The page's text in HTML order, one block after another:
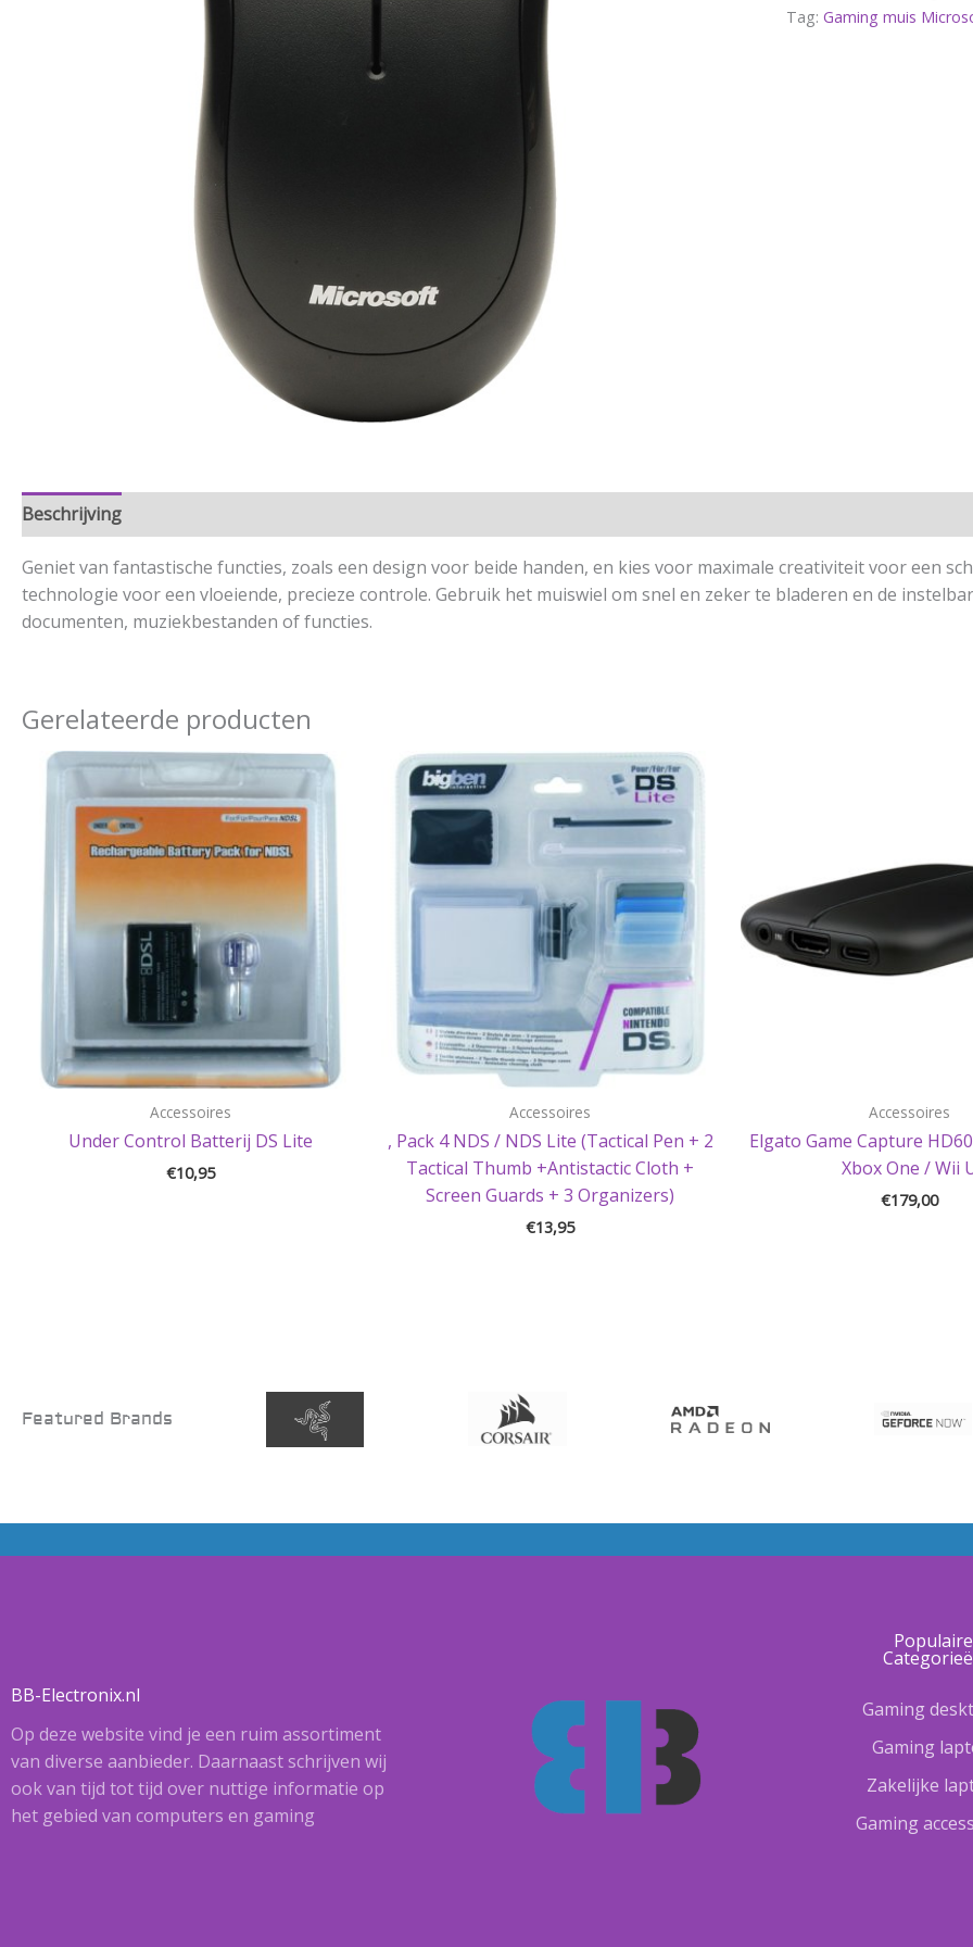
Tag:Gaming muis
Beschrijving
Geniet van fantastische functies, zoals een design voor beide handen, en kies voor maximale creativiteit voor een
technologie voor een vloeiende, precieze controle. Gebruik het muiswiel om snel en zeker te bladeren en de
documenten, muziekbestanden of functies.
Gerelateerde producten
Accessoires
Under Control Batterij DS Lite
€10,95
Accessoires
, Pack 4 NDS / NDS Lite (Tactical Pen + 2
Tactical Thumb +Antistactic Cloth +
Screen Guards + 3 Organizers)
€13,95
Accessoires
Elgato Game Capture
Xbox One / Wii
€179,00
Featured Brands
BB-Electronix.nl
Op deze website vind je een ruim assortiment
van diverse aanbieder. Daarnaast schrijven wij
ook van tijd tot tijd over nuttige informatie op
het gebied van computers en gaming
Populaire
Gaming
Gaming
Zakelijke
Gaming